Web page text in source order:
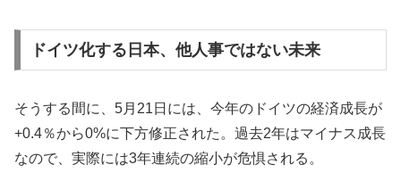
ドイツ化する日本、他人事ではない未来
そうする間に、5月21日には、今年のドイツの経済成長が
+0.4％から0%に下方修正された。過去2年はマイナス成長
なので、実際には3年連続の縮小が危惧される。